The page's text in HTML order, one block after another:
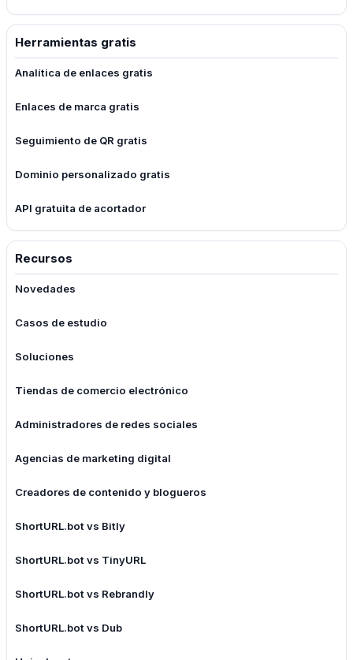
Herramientas gratis
Analítica de enlaces gratis
Enlaces de marca gratis
Seguimiento de QR gratis
Dominio personalizado gratis
API gratuita de acortador
Recursos
Novedades
Casos de estudio
Soluciones
Tiendas de comercio electrónico
Administradores de redes sociales
Agencias de marketing digital
Creadores de contenido y blogueros
ShortURL.bot vs Bitly
ShortURL.bot vs TinyURL
ShortURL.bot vs Rebrandly
ShortURL.bot vs Dub